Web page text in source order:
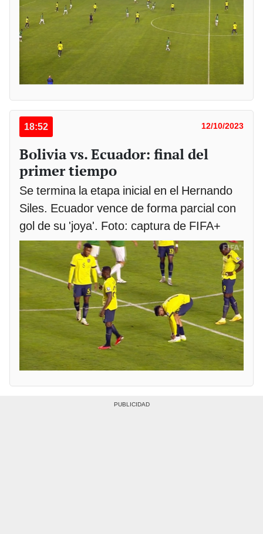
18:52 12/10/2023
Bolivia vs. Ecuador: final del
primer tiempo
Se termina la etapa inicial en el Hernando
Siles. Ecuador vence de forma parcial con
gol de su 'joya'. Foto: captura de FIFA+